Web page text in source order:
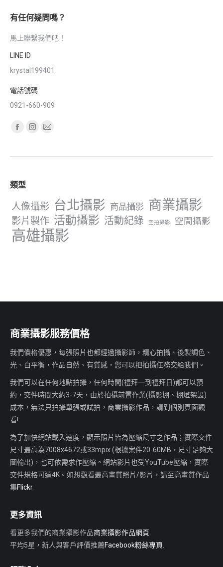
有任何疑問嗎？
馬上聯繫我們吧！
LINE ID
krystal199401
電話號碼
0921-660-909
Find us on:
Facebook
opens
new
Instagram
opensopens
window
類型
人像攝影 台北攝影 商品攝影 商業攝影
影片製作 活動攝影 活動紀錄 空拍攝影 空間攝影
高雄攝影
商業攝影服務價格
我們價格優惠，每張照片也都經過攝影師，精心拍攝、後製調色、
光、白平衡，作品自然、有質感，您可以把拍攝任務交給我們。
我們可以在任何地點拍攝，任何時間(禮拜一到禮拜日)都可以預
約，交件時間大約3-7天，由於拍攝前置作業(攝影棚、棚燈架設)
成本，無法只拍攝單張或試拍，商業攝影作品，請到個別頁面觀
看!
為了加快網站載入速度，顯示照片皆為壓縮尺寸之作品；實際交件
尺寸最高為7008x4672或33mpix (根據案件20-60MB，尺寸足夠大
圖輸出)，也可依需求作壓縮。網站影片也受YouTube壓縮，實際
交件規格可達4K。如想觀看最高畫質照片/影片，請至高畫質作品
集Flickr.
更多資訊
看更多我們的商業攝影作品商業攝影作品網頁.
平均5星，新人與客戶評價推薦Facebook粉絲專頁.